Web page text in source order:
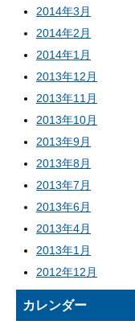
2014年3月
2014年2月
2014年1月
2013年12月
2013年11月
2013年10月
2013年9月
2013年8月
2013年7月
2013年6月
2013年4月
2013年1月
2012年12月
カレンダー